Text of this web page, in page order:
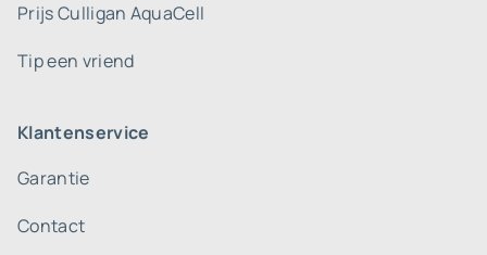
Prijs Culligan AquaCell
Tip een vriend
Klantenservice
Garantie
Contact